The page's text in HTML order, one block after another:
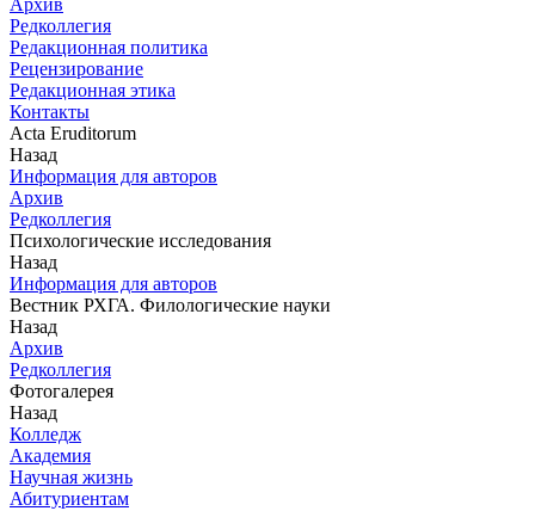
Архив
Редколлегия
Редакционная политика
Рецензирование
Редакционная этика
Контакты
Acta Eruditorum
Назад
Информация для авторов
Архив
Редколлегия
Психологические исследования
Назад
Информация для авторов
Вестник РХГА. Филологические науки
Назад
Архив
Редколлегия
Фотогалерея
Назад
Колледж
Академия
Научная жизнь
Абитуриентам